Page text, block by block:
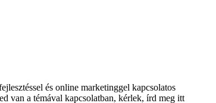
és online marketinggel kapcsolatos
van a témával kapcsolatban, kérlek, írd meg itt